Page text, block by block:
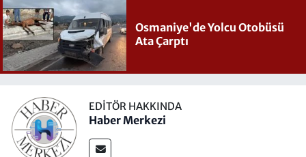
Osmaniye'de Yolcu Otobüsü
Ata Çarptı
EDITÖR HAKKINDA
Haber Merkezi